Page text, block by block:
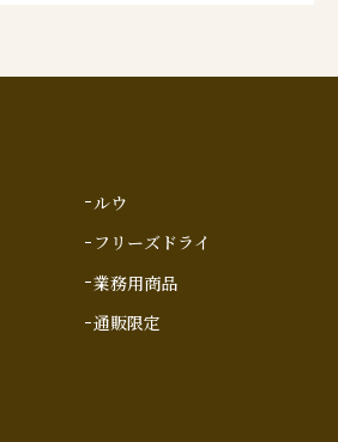
ルウ
フリーズドライ
業務用商品
通販限定